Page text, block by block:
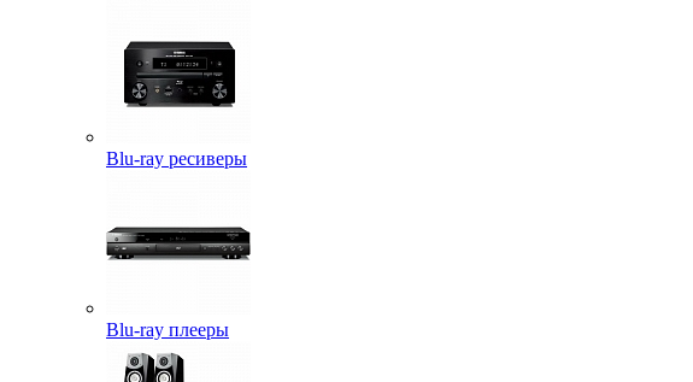
Blu-ray ресиверы
Blu-ray плееры